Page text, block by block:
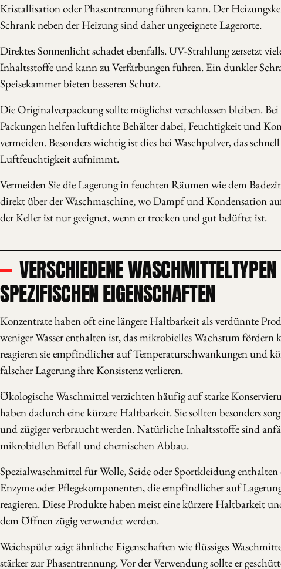
Kristallisation oder Phasentrennung führen kann. Der
Schrank neben der Heizung sind daher ungeeignete Lagerorte.
Direktes Sonnenlicht schadet ebenfalls. UV-Strahlung zersetzt
Inhaltsstoffe und kann zu Verfärbungen führen. Ein dunkler
Speisekammer bieten besseren Schutz.
Die Originalverpackung sollte möglichst verschlossen bleiben. Bei
Packungen helfen luftdichte Behälter dabei, Feuchtigkeit und
vermeiden. Besonders wichtig ist dies bei Waschpulver, das schnell
Luftfeuchtigkeit aufnimmt.
Vermeiden Sie die Lagerung in feuchten Räumen wie dem
direkt über der Waschmaschine, wo Dampf und Kondensation
der Keller ist nur geeignet, wenn er trocken und gut belüftet ist.
VERSCHIEDENE
SPEZIFISCHEN EIGENSCHAFTEN
Konzentrate haben oft eine längere Haltbarkeit als verdünnte
weniger Wasser enthalten ist, das mikrobielles Wachstum fördern
reagieren sie empfindlicher auf Temperaturschwankungen und
falscher Lagerung ihre Konsistenz verlieren.
Ökologische Waschmittel verzichten häufig auf starke
haben dadurch eine kürzere Haltbarkeit. Sie sollten besonders
und zügiger verbraucht werden. Natürliche Inhaltsstoffe sind
mikrobiellen Befall und chemischen Abbau.
Spezialwaschmittel für Wolle, Seide oder Sportkleidung enthalten
Enzyme oder Pflegekomponenten, die empfindlicher auf
reagieren. Diese Produkte haben meist eine kürzere Haltbarkeit
dem Öffnen zügig verwendet werden.
Weichspüler zeigt ähnliche Eigenschaften wie flüssiges
stärker zur Phasentrennung. Vor der Verwendung sollte er